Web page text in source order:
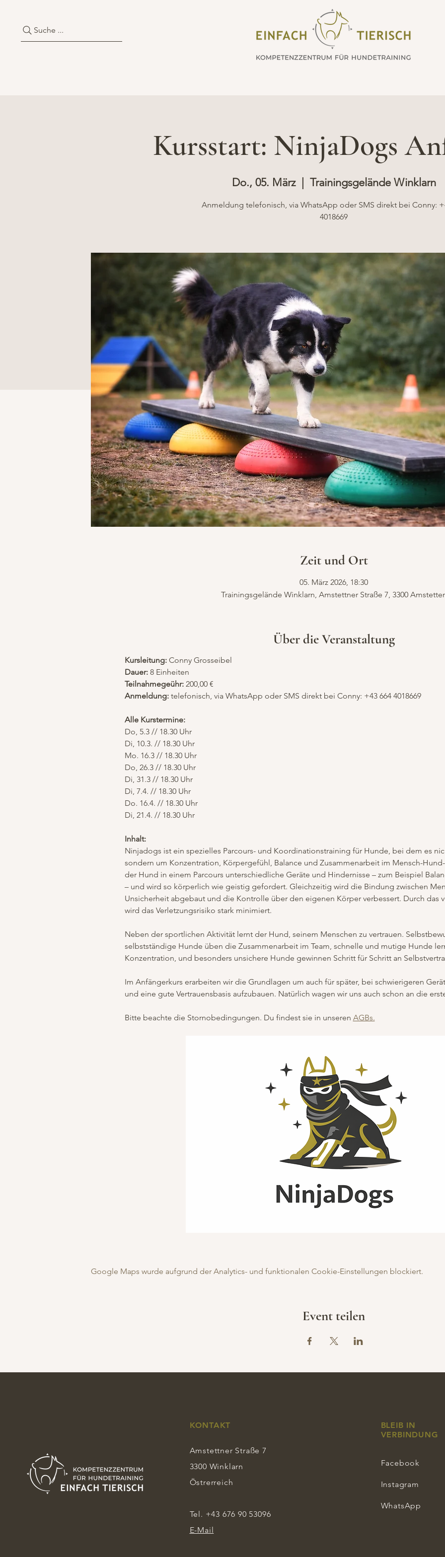
Suche ...
Kursstart: NinjaDogs
Do., 05. März
  |
Trainingsgelände Winklarn
Anmeldung telefonisch, via WhatsApp oder SMS direkt bei Conny:
4018669
Zeit und Ort
05. März 2026, 18:30
Trainingsgelände Winklarn, Amstettner Straße 7, 3300
Über die Veranstaltung
Kursleitung: Conny Grosseibel
Dauer: 8 Einheiten
Teilnahmegeühr: 200,00 €
Anmeldung: telefonisch, via WhatsApp oder SMS direkt bei Conny: +43 664 4018669
Alle Kurstermine:
Do, 5.3 // 18.30 Uhr
Di, 10.3. // 18.30 Uhr
Mo. 16.3 // 18.30 Uhr
Do, 26.3 // 18.30 Uhr
Di, 31.3 // 18.30 Uhr
Di, 7.4. // 18.30 Uhr
Do. 16.4. // 18.30 Uhr
Di, 21.4. // 18.30 Uhr
Inhalt:
Ninjadogs ist ein spezielles Parcours- und Koordinationstraining für Hunde, bei dem es
sondern um Konzentration, Körpergefühl, Balance und Zusammenarbeit im Mensch-
der Hund in einem Parcours unterschiedliche Geräte und Hindernisse – zum Beispiel
– und wird so körperlich wie geistig gefordert. Gleichzeitig wird die Bindung zwischen
Unsicherheit abgebaut und die Kontrolle über den eigenen Körper verbessert. Durch das
wird das Verletzungsrisiko stark minimiert.
Neben der sportlichen Aktivität lernt der Hund, seinem Menschen zu vertrauen.
selbstständige Hunde üben die Zusammenarbeit im Team, schnelle und mutige Hunde
Konzentration, und besonders unsichere Hunde gewinnen Schritt für Schritt an
Im Anfängerkurs erarbeiten wir die Grundlagen um auch für später, bei schwierigeren
und eine gute Vertrauensbasis aufzubauen. Natürlich wagen wir uns auch schon an die
Bitte beachte die Stornobedingungen. Du findest sie in unseren AGBs.
Google Maps wurde aufgrund der Analytics- und funktionalen Cookie-Einstellungen blockiert.
Event teilen
KONTAKT
Amstettner Straße 7
3300 Winklarn
Östrerreich
Tel. +43 676 90 53096
E-Mail
BLEIB IN
VERBINDUNG
Facebook
Instagram
WhatsApp